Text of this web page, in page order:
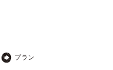
プラン